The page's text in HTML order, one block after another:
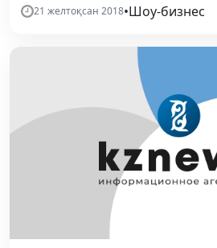
21 желтоқсан 2018•Шоу-бизнес